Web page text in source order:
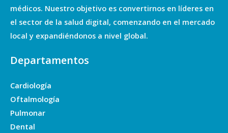
médicos. Nuestro objetivo es convertirnos en líderes en
el sector de la salud digital, comenzando en el mercado
local y expandiéndonos a nivel global.
Departamentos
Cardiología
Oftalmología
Pulmonar
Dental